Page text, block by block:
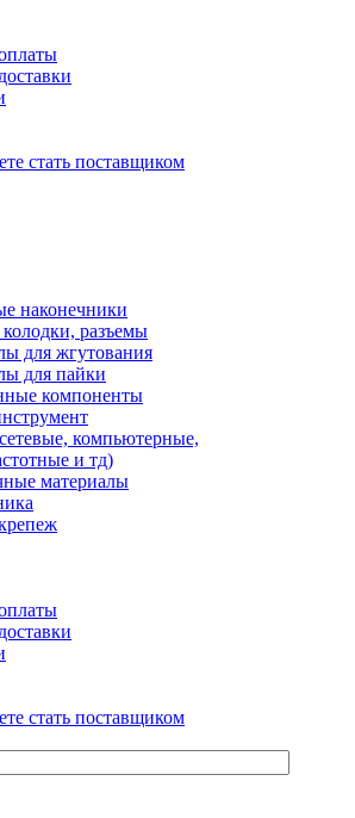
стать поставщиком
наконечники
разъемы
для жгутования
для пайки
компоненты
компьютерные,
и тд)
материалы
стать поставщиком